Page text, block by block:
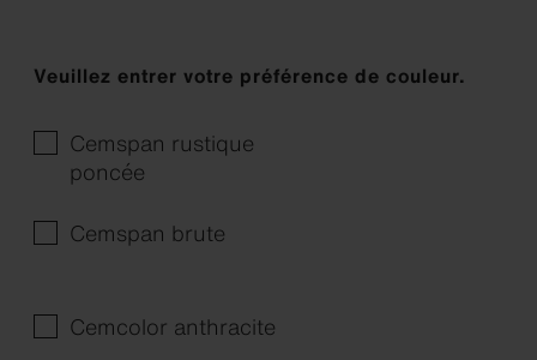
Veuillez entrer votre préférence de couleur.
Cemspan rustique
poncée
Cemspan brute
Cemcolor anthracite